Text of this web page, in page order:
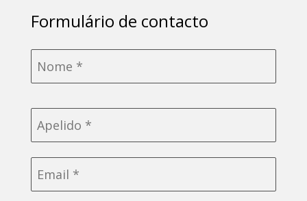
Formulário de contacto